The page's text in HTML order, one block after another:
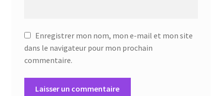
Enregistrer mon nom, mon e-mail et mon site
dans le navigateur pour mon prochain
commentaire.